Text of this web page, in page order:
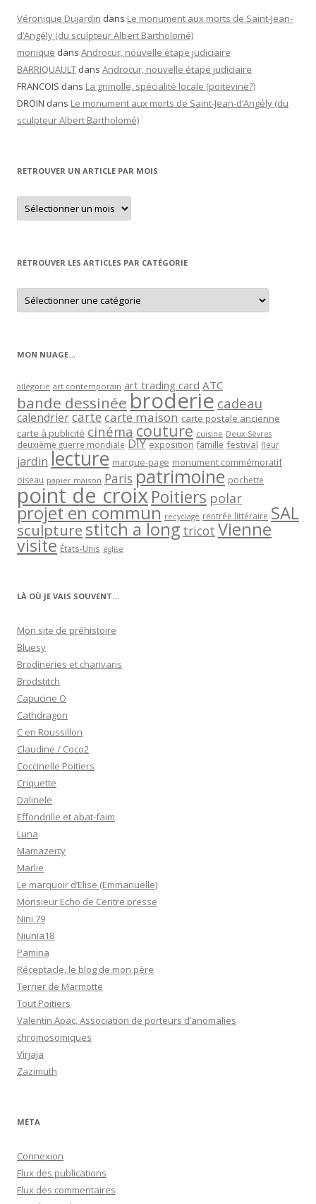
Véronique Dujardin dans Le monument aux morts de Saint-Jean-
d’Angély (du sculpteur Albert Bartholomé)
monique dans Androcur, nouvelle étape judiciaire
BARRIQUAULT dans Androcur, nouvelle étape judiciaire
FRANCOIS dans La grimolle, spécialité locale (poitevine?)
DROIN dans Le monument aux morts de Saint-Jean-d’Angély (du
sculpteur Albert Bartholomé)
RETROUVER UN ARTICLE PAR MOIS
Retrouver
un
article
RETROUVER LES ARTICLES PAR CATÉGORIE
Retrouver
les
articles
MON NUAGE…
allégorie art contemporain art trading card ATC
bande dessinéebroderie cadeau
calendriercartecarte maison carte postale ancienne
carte à publicité cinéma couture cuisine Deux-Sèvres
deuxième guerre mondiale DIY exposition famille festival fleur
jardin lecture marque-page monument commémoratif
oiseau papier maison Paris patrimoine pochette
point de croixPoitiers polar
projet en commun recyclage rentrée littéraire SAL
sculpturestitch a long tricot Vienne
visite États-Unis église
LÀ OÙ JE VAIS SOUVENT…
Mon site de préhistoire
Bluesy
Brodineries et charivaris
Brodstitch
Capucine O
Cathdragon
C en Roussillon
Claudine / Coco2
Coccinelle Poitiers
Criquette
Dalinele
Effondrille et abat-faim
Luna
Mamazerty
Marlie
Le marquoir d’Elise (Emmanuelle)
Monsieur Echo de Centre presse
Nini 79
Niunia18
Pamina
Réceptacle, le blog de mon père
Terrier de Marmotte
Tout Poitiers
Valentin Apac, Association de porteurs d’anomalies
chromosomiques
Virjaja
Zazimuth
MÉTA
Connexion
Flux des publications
Flux des commentaires